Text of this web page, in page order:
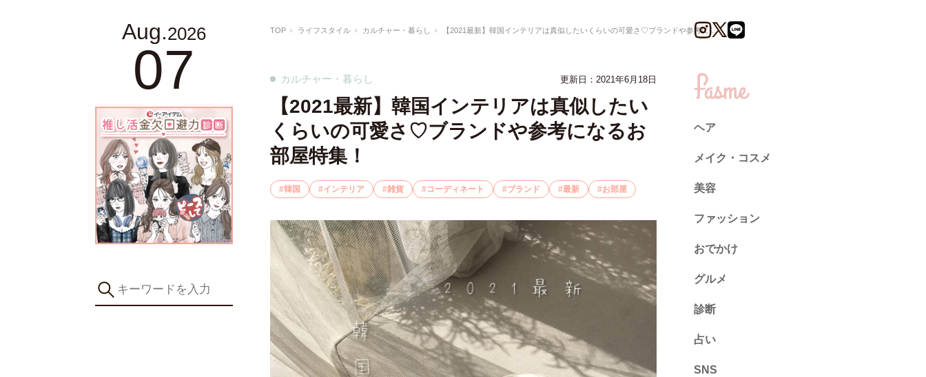
Aug.2026
07
TOP ライフスタイル カルチャー・暮らし 【2021最新】韓国インテリアは真似したいくらいの可愛さ♡ブランドや参考になるお部屋特集！
カルチャー・暮らし 更新日： 2021年6月18日
【2021最新】韓国インテリアは真似したい
くらいの可愛さ♡ブランドや参考になるお
部屋特集！
韓国 インテリア 雑貨 コーディネート ブランド 最新 お部屋
ヘア
メイク・コスメ
美容
ファッション
トレンド
ネイル
おでかけ
グルメ
診断
診断
占い
心理テスト
SNS